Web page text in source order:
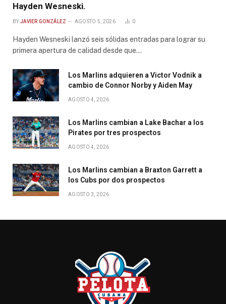
Hayden Wesneski.
BY JAVIER GONZÁLEZ AGOSTO 5, 2026 0
Hayden Wesneski lanzó seis sólidas entradas para lograr su
primera apertura de calidad desde que…
Los Marlins adquieren a Victor Vodnik a
cambio de Connor Norby y Aiden May
AGOSTO 4, 2026
Los Marlins cambian a Lake Bachar a los
Pirates por tres prospectos
AGOSTO 4, 2026
Los Marlins cambian a Braxton Garrett a
los Cubs por dos prospectos
AGOSTO 3, 2026